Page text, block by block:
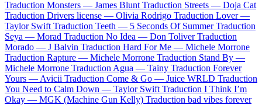
Traduction Monsters — James Blunt Traduction Streets — Doja Cat
Traduction Drivers license — Olivia Rodrigo Traduction Lover —
Taylor Swift Traduction Teeth — 5 Seconds Of Summer Traduction
Seya — Morad Traduction No Idea — Don Toliver Traduction
Morado — J Balvin Traduction Hard For Me — Michele Morrone
Traduction Rapture — Michele Morrone Traduction Stand By —
Michele Morrone Traduction Agua — Tainy Traduction Forever
Yours — Avicii Traduction Come & Go — Juice WRLD Traduction
You Need to Calm Down — Taylor Swift Traduction I Think I’m
Okay — MGK (Machine Gun Kelly) Traduction bad vibes forever